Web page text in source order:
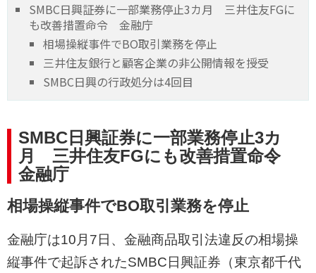
SMBC日興証券に一部業務停止3カ月 三井住友FGに
も改善措置命令 金融庁
相場操縦事件でBO取引業務を停止
三井住友銀行と顧客企業の非公開情報を授受
SMBC日興の行政処分は4回目
SMBC日興証券に一部業務停止3カ
月 三井住友FGにも改善措置命令
金融庁
相場操縦事件でBO取引業務を停止
金融庁は10月7日、金融商品取引法違反の相場操
縦事件で起訴されたSMBC日興証券（東京都千代